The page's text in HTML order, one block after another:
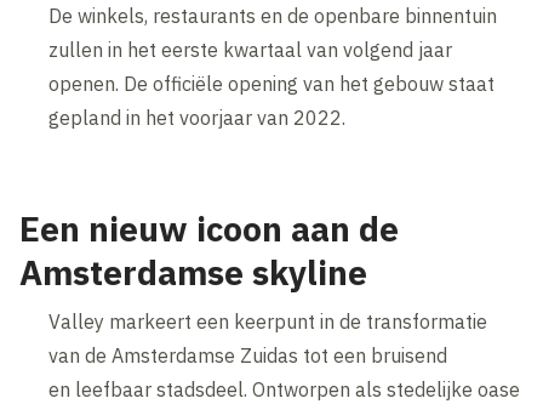
De winkels, restaurants en de openbare binnentuin
zullen in het eerste kwartaal van volgend jaar
openen. De officiële opening van het gebouw staat
gepland in het voorjaar van 2022.
Een nieuw icoon aan de
Amsterdamse skyline
Valley markeert een keerpunt in de transformatie
van de Amsterdamse Zuidas tot een bruisend
en leefbaar stadsdeel. Ontworpen als stedelijke oase